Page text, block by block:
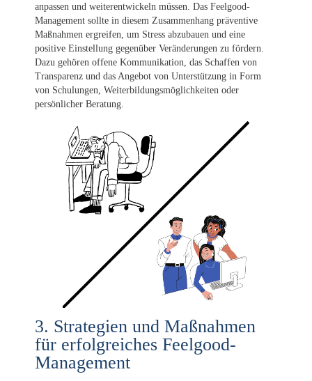
anpassen und weiterentwickeln müssen. Das Feelgood-
Management sollte in diesem Zusammenhang präventive
Maßnahmen ergreifen, um Stress abzubauen und eine
positive Einstellung gegenüber Veränderungen zu fördern.
Dazu gehören offene Kommunikation, das Schaffen von
Transparenz und das Angebot von Unterstützung in Form
von Schulungen, Weiterbildungsmöglichkeiten oder
persönlicher Beratung.
3. Strategien und Maßnahmen
für erfolgreiches Feelgood-
Management